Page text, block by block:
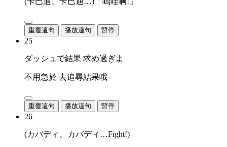
重覆這句 播放這句 暫停
25
ダッシュで結果 求め過ぎよ
不用急於 去追尋結果哦
重覆這句 播放這句 暫停
26
(カバディ、カバディ…Fight!)